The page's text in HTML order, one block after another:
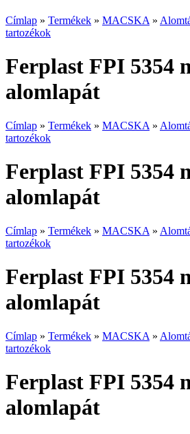
Címlap » Termékek » MACSKA »
tartozékok
Ferplast FPI 5354
alomlapát
Címlap » Termékek » MACSKA »
tartozékok
Ferplast FPI 5354
alomlapát
Címlap » Termékek » MACSKA »
tartozékok
Ferplast FPI 5354
alomlapát
Címlap » Termékek » MACSKA »
tartozékok
Ferplast FPI 5354
alomlapát